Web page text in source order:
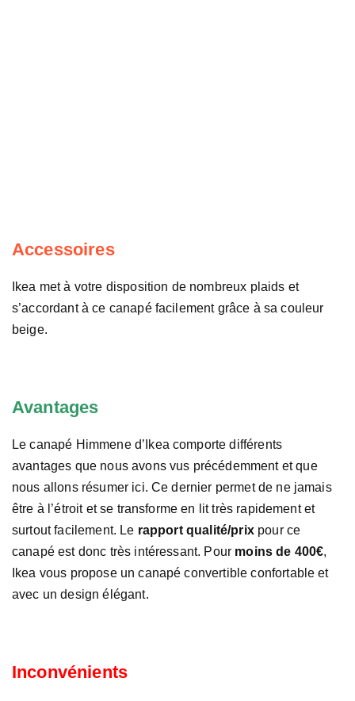
Accessoires
Ikea met à votre disposition de nombreux plaids et
s’accordant à ce canapé facilement grâce à sa couleur
beige.
Avantages
Le canapé Himmene d’Ikea comporte différents
avantages que nous avons vus précédemment et que
nous allons résumer ici. Ce dernier permet de ne jamais
être à l’étroit et se transforme en lit très rapidement et
surtout facilement. Le rapport qualité/prixpour ce
canapé est donc très intéressant. Pour moins de 400€,
Ikea vous propose un canapé convertible confortable et
avec un design élégant.
Inconvénients